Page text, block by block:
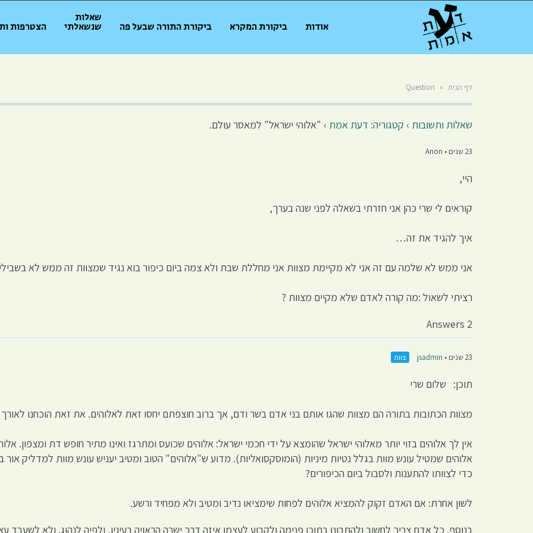
אודות ביקורת המקרא ביקורת התורה שבעל פה
שאלות
שנשאלתי הצטרפות
דף הבית »
Question
שאלות ותשובות › קטגוריה: דעת אמת › "אלוהי ישראל" למאסר עולם.
23 שנים • Anon
היי,
קוראים לי שרי כהן אני חזרתי בשאלה לפני שנה בערך,
איך להגיד את זה…
אני ממש לא שלמה עם זה אני לא מקיימת מצוות אני מחללת שבת ולא צמה ביום כיפור בוא נגיד שמצוות זה ממש לא
רציתי לשאול :מה קורה לאדם שלא מקיים מצוות ?
2 Answers
23 שנים • jsadmin צוות
תוכן: שלום שרי
מצוות הכתובות בתורה הם מצוות שהגו אותם בני אדם בשר ודם, אך ברוב חוצפתם יחסו זאת לאלוהים. את זאת הוכחנו
אין לך אלוהים בזוי יותר מאלוהי ישראל שהומצא על ידי חכמי ישראל: אלוהים שכועס ומתרגז ואינו מתיר חופש דת ומצפון.
אלוהים שמטיל עונש מוות בגלל נטיות מיניות (הומוסקסואליות). מדוע ש"אלוהים" הטוב ומטיב יעניש עונש מוות למדליק
כדי לצוותו להתענות ולסבול ביום הכיפורים?
לשון אחרת: אם האדם זקוק להמציא אלוהים לפחות שימציאו נדיב ומטיב ולא מפחיד ורשע.
בנוסף, כל אדם צריך לחשוב ולהתבונן בתוכו פנימה ולקבוע לעצמו איזה דרך ישרה הראויה בעיניו, ולפיה לנהוג. ולא לשעבד